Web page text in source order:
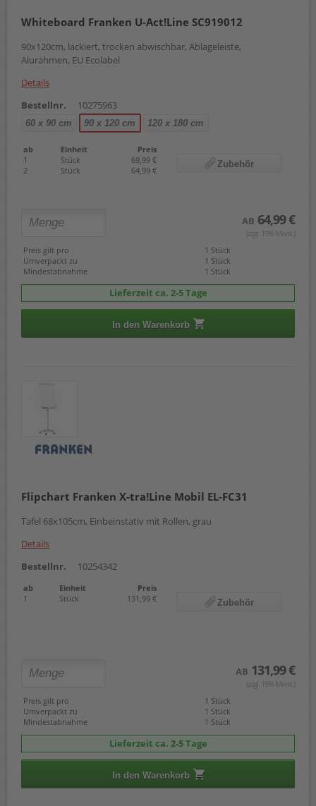
Whiteboard Franken U-Act!Line SC919012
90x120cm, lackiert, trocken abwischbar, Ablageleiste,
Alurahmen, EU Ecolabel
Details
Bestellnr.
10275963
60 x 90 cm 90 x 120 cm 120 x 180 cm
ab Einheit
Preis
1
Stück
69,99 €
2
Stück 64,99 €
Zubehör
AB 64,99 €
(zzgl. 19% Mwst.)
Preis gilt pro
1 Stück
Umverpackt zu
1 Stück
Mindestabnahme
1 Stück
Lieferzeit ca. 2-5 Tage
In den Warenkorb
Flipchart Franken X-tra!Line Mobil EL-FC31
Tafel 68x105cm, Einbeinstativ mit Rollen, grau
Details
Bestellnr.
10254342
ab Einheit
Preis
1
Stück 131,99 € Zubehör
AB 131,99 €
(zzgl. 19% Mwst.)
Preis gilt pro
1 Stück
Umverpackt zu
1 Stück
Mindestabnahme
1 Stück
Lieferzeit ca. 2-5 Tage
In den Warenkorb